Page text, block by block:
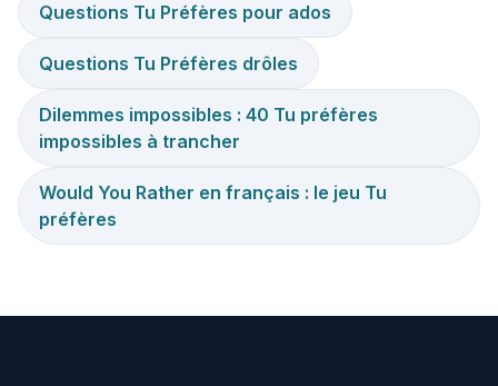
Questions Tu Préfères pour ados
Questions Tu Préfères drôles
Dilemmes impossibles : 40 Tu préfères
impossibles à trancher
Would You Rather en français : le jeu Tu
préfères